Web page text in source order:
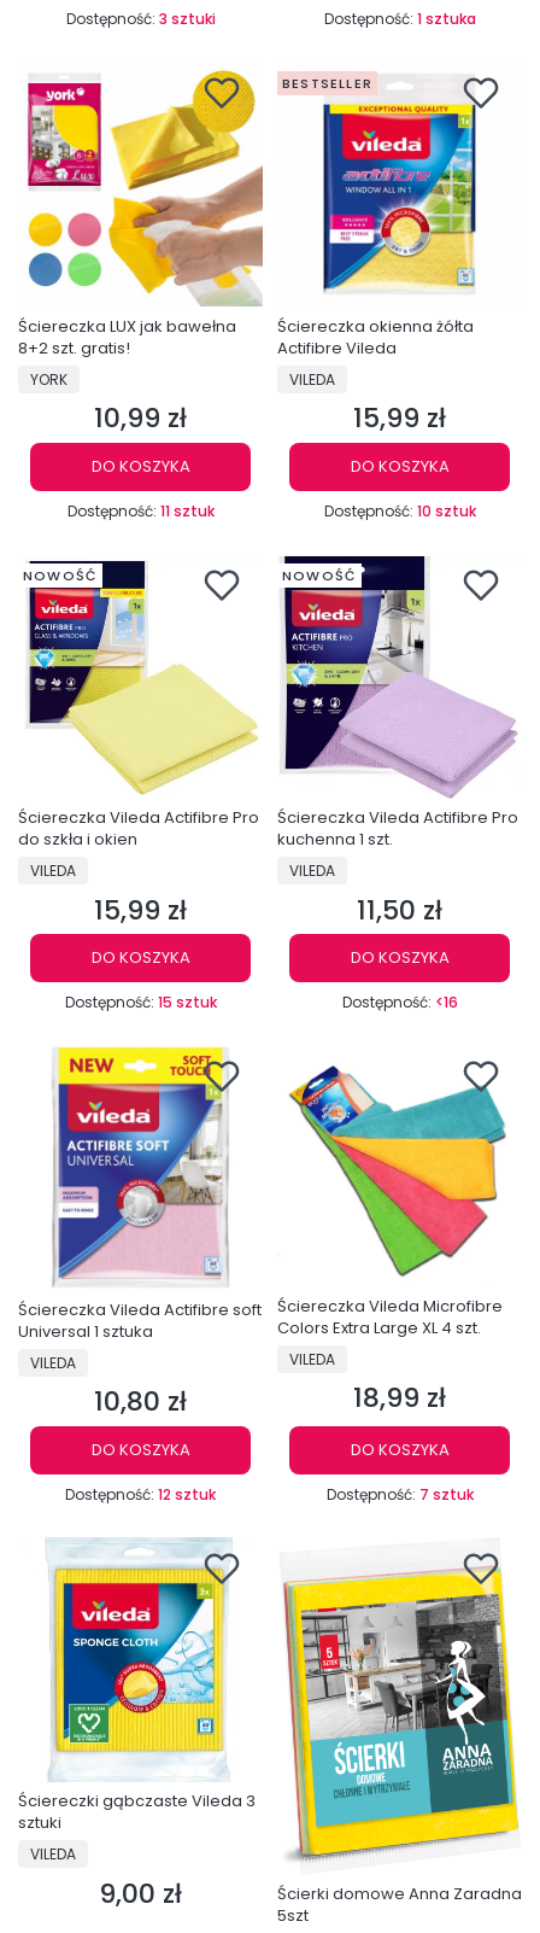
Dostępność: 3 sztuki Dostępność: 1 sztuka
Ściereczka LUX jak bawełna
8+2 szt. gratis!
PRODUCENT
YORK
Cena
10,99 zł
DO KOSZYKA
Dostępność: 11 sztuk
BESTSELLER
Ściereczka okienna żółta
Actifibre Vileda
PRODUCENT
VILEDA
Cena
15,99 zł
DO KOSZYKA
Dostępność: 10 sztuk
NOWOŚĆ
Ściereczka Vileda Actifibre Pro
do szkła i okien
PRODUCENT
VILEDA
Cena
15,99 zł
DO KOSZYKA
Dostępność: 15 sztuk
NOWOŚĆ
Ściereczka Vileda Actifibre Pro
kuchenna 1 szt.
PRODUCENT
VILEDA
Cena
11,50 zł
DO KOSZYKA
Dostępność: <16
Ściereczka Vileda Actifibre soft
Universal 1 sztuka
PRODUCENT
VILEDA
Cena
10,80 zł
DO KOSZYKA
Dostępność: 12 sztuk
Ściereczka Vileda Microfibre
Colors Extra Large XL 4 szt.
PRODUCENT
VILEDA
Cena
18,99 zł
DO KOSZYKA
Dostępność: 7 sztuk
Ściereczki gąbczaste Vileda 3
sztuki
PRODUCENT
VILEDA
Cena
9,00 zł
Ścierki domowe Anna Zaradna
5szt